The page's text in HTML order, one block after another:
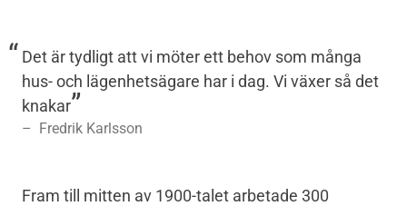
Det är tydligt att vi möter ett behov som många
hus- och lägenhetsägare har i dag. Vi växer så det
knakar
Fredrik Karlsson
Fram till mitten av 1900-talet arbetade 300